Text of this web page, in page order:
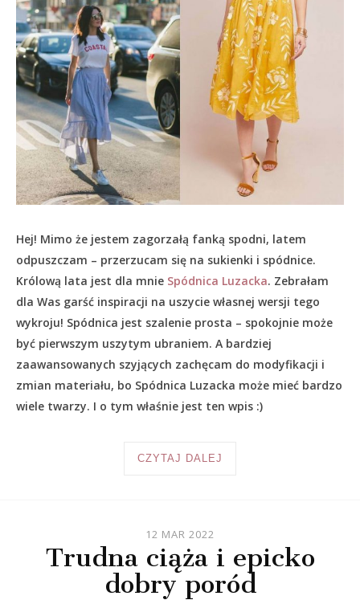
Hej! Mimo że jestem zagorzałą fanką spodni, latem
odpuszczam – przerzucam się na sukienki i spódnice.
Królową lata jest dla mnie Spódnica Luzacka. Zebrałam
dla Was garść inspiracji na uszycie własnej wersji tego
wykroju! Spódnica jest szalenie prosta – spokojnie może
być pierwszym uszytym ubraniem. A bardziej
zaawansowanych szyjących zachęcam do modyfikacji i
zmian materiału, bo Spódnica Luzacka może mieć bardzo
wiele twarzy. I o tym właśnie jest ten wpis :)
CZYTAJ DALEJ
12 MAR 2022
Trudna ciąża i epicko
dobry poród